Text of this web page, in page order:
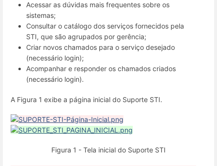
Acessar as dúvidas mais frequentes sobre os
sistemas;
Consultar o catálogo dos serviços fornecidos pela
STI, que são agrupados por gerência;
Criar novos chamados para o serviço desejado
(necessário login);
Acompanhar e responder os chamados criados
(necessário login).
A Figura 1 exibe a página inicial do Suporte STI.
Figura 1 - Tela inicial do Suporte STI